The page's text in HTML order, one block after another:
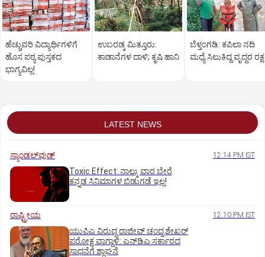
ಹೆಚ್ಚುವರಿ ವಿದ್ಯಾರ್ಥಿಗಳಿಗೆ
ಹೊಸ ಪಠ್ಯ ಪುಸ್ತಕದ
ಭಾಗ್ಯವಿಲ್ಲ!
ಉಬರಡ್ಕ ಮಿತ್ತೂರು:
ಕಾಡಾನೆಗಳ ದಾಳಿ; ಕೃಷಿ ಹಾನಿ
ಬೆಳ್ತಂಗಡಿ: ಕಪಿಲಾ ನದಿ
ಮಧ್ಯೆ ಸಿಲುಕಿದ್ದ ವೃದ್ಧರ
LATEST NEWS
ಸ್ಯಾಂಡಲ್‌ವುಡ್‌ 12:14 PM IST
Toxic Effect: ನಾಲ್ಕು ವಾರ ಬೇರೆ
ಕನ್ನಡ ಸಿನಿಮಾಗಳ ಬಿಡುಗಡೆ ಇಲ್ಲ!
ರಾಷ್ಟ್ರೀಯ 12:10 PM IST
ಯುಪಿಎ ವಿರುದ್ಧ ರಾಜೀವ್ ಚಂದ್ರಶೇಖರ್
ಪರೋಕ್ಷ ವಾಗ್ದಾಳಿ: ಎನ್‌ಡಿಎ ಸರ್ಕಾರದ
ಸಾಧನೆಗೆ ಶ್ಲಾಘನೆ